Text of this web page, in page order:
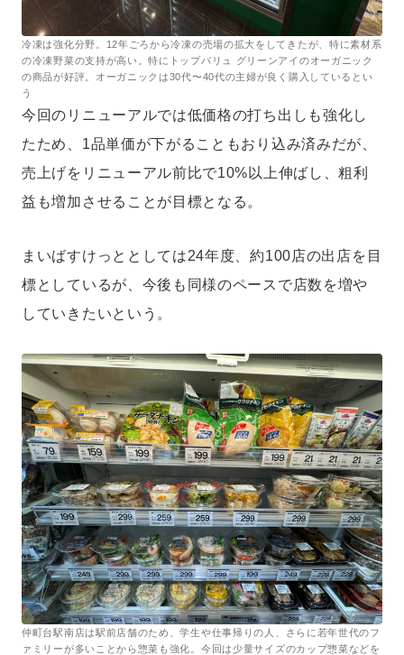
冷凍は強化分野。12年ごろから冷凍の売場の拡大をしてきたが、特に素材系
の冷凍野菜の支持が高い。特にトップバリュ グリーンアイのオーガニック
の商品が好評。オーガニックは30代〜40代の主婦が良く購入しているとい
う
今回のリニューアルでは低価格の打ち出しも強化し
たため、1品単価が下がることもおり込み済みだが、
売上げをリニューアル前比で10%以上伸ばし、粗利
益も増加させることが目標となる。
まいばすけっととしては24年度、約100店の出店を目
標としているが、今後も同様のペースで店数を増や
していきたいという。
仲町台駅南店は駅前店舗のため、学生や仕事帰りの人、さらに若年世代のフ
ァミリーが多いことから惣菜も強化。今回は少量サイズのカップ惣菜などを